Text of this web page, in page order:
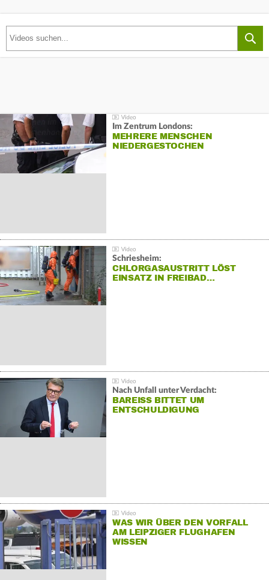
Im Zentrum Londons:
MEHRERE MENSCHEN
NIEDERGESTOCHEN
Schriesheim:
CHLORGASAUSTRITT LÖST
EINSATZ IN FREIBAD…
Nach Unfall unter Verdacht:
BAREISS BITTET UM E
NTSCHULDIGUNG
WAS WIR ÜBER DEN VORFALL
AM LEIPZIGER FLUGHAFEN
WISSEN